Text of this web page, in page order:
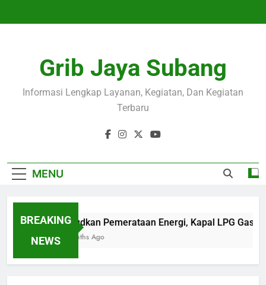
Grib Jaya Subang
Informasi Lengkap Layanan, Kegiatan, Dan Kegiatan
Terbaru
MENU
BREAKING
NEWS
Wujudkan Pemerataan Energi, Kapal LPG Gas
4 Months Ago